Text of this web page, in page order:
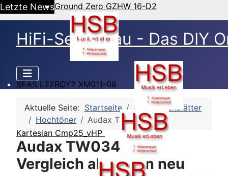
Letzte NewsGround Zero GZHW 16-D2
SEAS L22ROY2 XM011-08
Kartesian Cmp25_vHP
HiFi-Selbstbau - Das DIY
Aktuelle Seite: Startseite
HSB-Datenblätter
Hochtöner
Audax TW034XP-D
Audax TW034XP-D -
Vergleich alt gegen neu